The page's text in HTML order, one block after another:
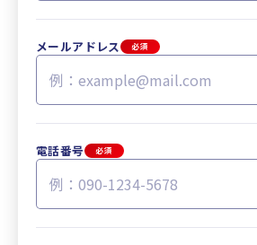
メールアドレス 必須
電話番号 必須